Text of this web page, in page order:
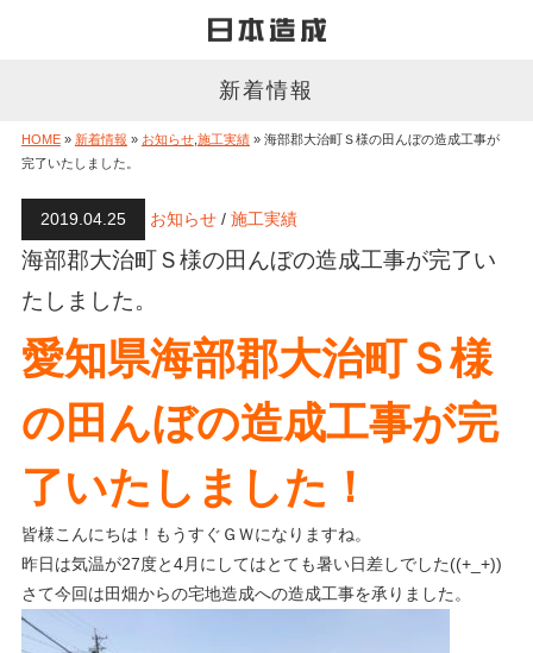
新着情報
HOME» 新着情報 » お知らせ, 施工実績» 海部郡大治町Ｓ様の田んぼの造成工事が
完了いたしました。
2019.04.25 お知らせ/ 施工実績
海部郡大治町Ｓ様の田んぼの造成工事が完了い
たしました。
愛知県海部郡大治町Ｓ様
の田んぼの造成工事が完
了いたしました！
皆様こんにちは！もうすぐＧＷになりますね。
昨日は気温が27度と4月にしてはとても暑い日差しでした((+_+))
さて今回は田畑からの宅地造成への造成工事を承りました。